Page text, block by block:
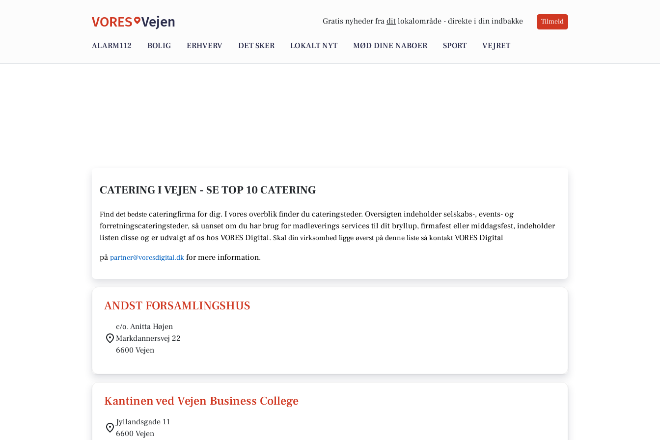
VORES Vejen Gratis nyheder fra dit lokalområde - direkte i din indbakke Tilmeld
ALARM112 BOLIG ERHVERV DET SKER LOKALT NYT MØD DINE NABOER SPORT VEJRET
CATERING I VEJEN - SE TOP 10 CATERING
Find det bedste cateringfirma for dig. I vores overblik finder du cateringsteder. Oversigten indeholder selskabs-, events- og
forretningscateringsteder, så uanset om du har brug for madleverings services til dit bryllup, firmafest eller middagsfest, indeholder
listen disse og er udvalgt af os hos VORES Digital. Skal din virksomhed ligge øverst på denne liste så kontakt VORES Digital
på partner@voresdigital.dk for mere information.
ANDST FORSAMLINGSHUS
c/o. Anitta Højen
Markdannersvej 22
6600 Vejen
Kantinen ved Vejen Business College
Jyllandsgade 11
6600 Vejen